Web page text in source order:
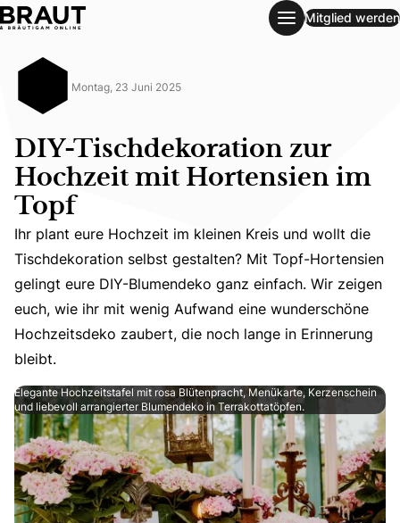
DIY-Tischdekoration zur Hochzeit mit Hortensien im Topf
Mitglied werden
Montag, 23 Juni 2025
DIY-Tischdekoration zur
Hochzeit mit Hortensien im
Topf
Ihr plant eure Hochzeit im kleinen Kreis und wollt die
Ihr plant eure Hochzeit im kleinen Kreis und wollt die
Tischdekoration selbst gestalten? Mit Topf-Hortensien
gelingt eure DIY-Blumendeko ganz einfach. Wir zeigen
euch, wie ihr mit wenig Aufwand eine wunderschöne
Hochzeitsdeko zaubert, die noch lange in Erinnerung
bleibt.
Elegante Hochzeitstafel mit rosa Blütenpracht, Menükarte, Kerzenschein
und liebevoll arrangierter Blumendeko in Terrakottatöpfen.